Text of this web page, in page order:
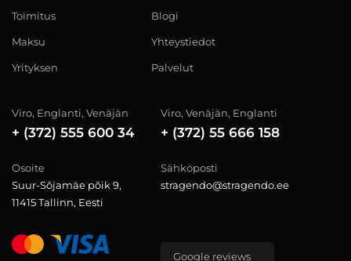
Toimitus
Maksu
Yrityksen
Blogi
Yhteystiedot
Palvelut
Viro, Englanti, Venäjän
+ (372) 555 600 34
Viro, Venäjän, Englanti
+ (372) 55 666 158
Osoite
Suur-Sõjamäe põik 9,
11415 Tallinn, Eesti
Sähköposti
stragendo@stragendo.ee
Google reviews